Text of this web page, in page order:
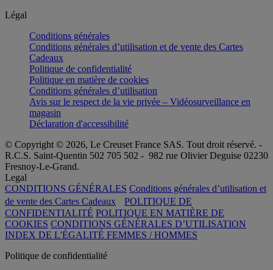
Légal
Conditions générales
Conditions générales d’utilisation et de vente des Cartes
Cadeaux
Politique de confidentialité
Politique en matière de cookies
Conditions générales d’utilisation
Avis sur le respect de la vie privée – Vidéosurveillance en
magasin
Déclaration d'accessibilité
© Copyright © 2026, Le Creuset France SAS. Tout droit réservé. -
R.C.S. Saint-Quentin 502 705 502 - 982 rue Olivier Deguise 02230
Fresnoy-Le-Grand.
Legal
CONDITIONS GÉNÉRALES Conditions générales d’utilisation et
de vente des Cartes Cadeaux
POLITIQUE DE
CONFIDENTIALITÉ POLITIQUE EN MATIÈRE DE
COOKIES CONDITIONS GÉNÉRALES D’UTILISATION
INDEX DE L'ÉGALITÉ FEMMES / HOMMES
Politique de confidentialité